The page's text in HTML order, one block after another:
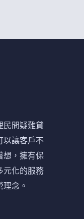
民間疑難貸
以讓客戶不
想，擁有保
元化的服務
念。